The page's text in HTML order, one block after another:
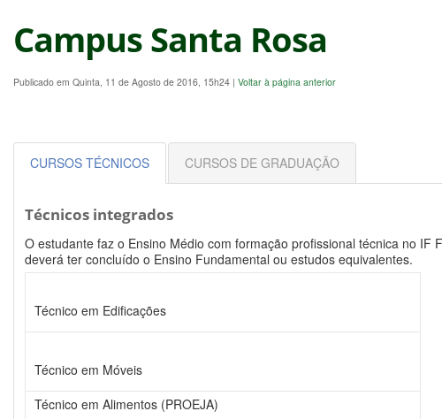
Campus Santa Rosa
Publicado em Quinta, 11 de Agosto de 2016, 15h24 | Voltar à página anterior
CURSOS TÉCNICOS CURSOS DE GRADUAÇÃO
Técnicos integrados
O estudante faz o Ensino Médio com formação profissional técnica no
deverá ter concluído o Ensino Fundamental ou estudos equivalentes.
Técnico em Edificações
Técnico em Móveis
Técnico em Alimentos (PROEJA)